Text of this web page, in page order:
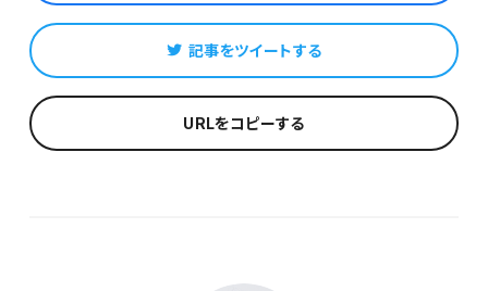
記事をツイートする
URLをコピーする